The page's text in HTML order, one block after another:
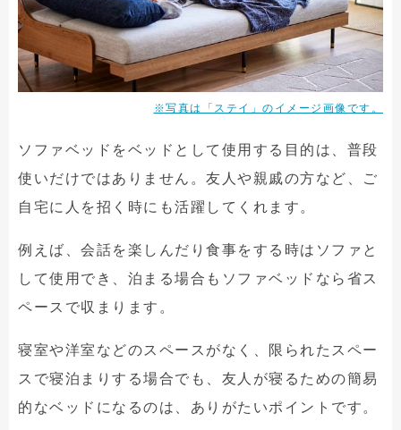
※写真は「ステイ」のイメージ画像です。
ソファベッドをベッドとして使用する目的は、普段
使いだけではありません。友人や親戚の方など、ご
自宅に人を招く時にも活躍してくれます。
例えば、会話を楽しんだり食事をする時はソファと
して使用でき、泊まる場合もソファベッドなら省ス
ペースで収まります。
寝室や洋室などのスペースがなく、限られたスペー
スで寝泊まりする場合でも、友人が寝るための簡易
的なベッドになるのは、ありがたいポイントです。